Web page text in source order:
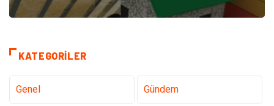
KATEGORILER
Genel Gündem